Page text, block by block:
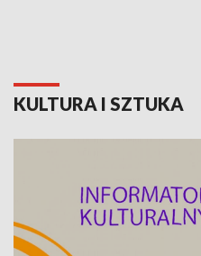
KULTURA I SZTUKA